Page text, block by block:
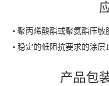
• 聚丙烯酸酯或聚氨酯压敏
• 稳定的低阻抗要求的涂层
产品包